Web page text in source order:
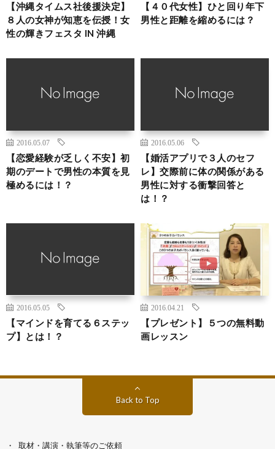
【沖縄タイムス社後援決定】
８人の女神が知恵を伝授！女
性の輝きフェスタ IN 沖縄
【４０代女性】ひと回り年下
男性と距離を縮めるには？
2016.05.07
【恋愛経験が乏しく不安】初
期のデートで男性の本質を見
極めるには！？
2016.05.06
【婚活アプリで３人のセフ
レ】交際前に体の関係がある
男性に対する衝撃回答と
は！？
2016.05.05
【マインドを育てる６ステッ
プ】とは！？
2016.04.21
【プレゼント】５つの無料動
画レッスン
Back to Top
取材・講演・執筆等のご依頼